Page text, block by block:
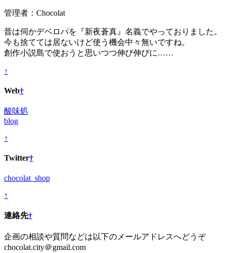
管理者：Chocolat
昔は伺かデベロパを『新夜蒼真』名義でやっておりました。
今も捨てては居ないけど使う機会中々無いですね。
創作小説島で使おうと思いつつ伸び伸びに……
↑
Web†
酸味処
blog
↑
Twitter†
chocolat_shop
↑
連絡先†
企画の相談や質問などは以下のメールアドレスへどうぞ
chocolat.city＠gmail.com